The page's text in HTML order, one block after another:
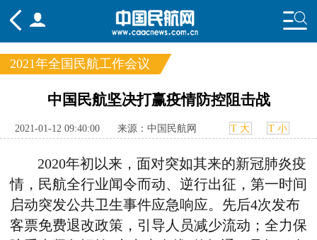
国内 国际
行业
2021年全国民航工作会议
中国民航坚决打赢疫情防控阻击战
2021-01-12 09:40:00 来源：中国民航网 T 大 T 小
2020年初以来，面对突如其来的新冠肺炎疫
情，民航全行业闻令而动、逆行出征，第一时间
启动突发公共卫生事件应急响应。先后4次发布
客票免费退改政策，引导人员减少流动；全力保